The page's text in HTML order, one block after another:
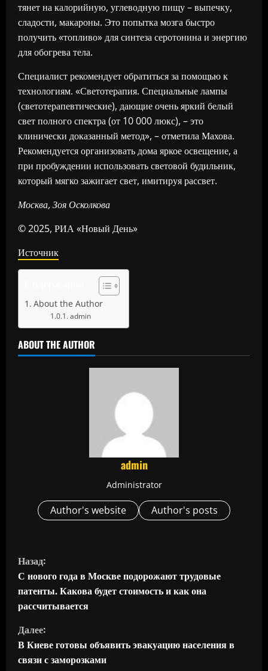
тянет на калорийную, углеводную пищу – выпечку,
сладости, макароны. Это попытка мозга быстро
получить «топливо» для синтеза серотонина и энергию
для обогрева тела.
Специалист рекомендует обратиться за помощью к
технологиям. «Светотерапия. Специальные лампы
(светотерапевтические), дающие очень яркий белый
свет полного спектра (от 10 000 люкс), – это
клинически доказанный метод», – отметила Махова.
Рекомендуется организовать дома яркое освещение, а
при пробуждении использовать световой будильник,
который мягко зажигает свет, имитируя рассвет.
Москва, Зоя Осколкова
© 2025, РИА «Новый День»
Источник
About the Author
admin
ABOUT THE AUTHOR
admin
Administrator
Author's website Author's posts
П
р
о
д
о
Назад:
С нового года в Москве подорожают трудовые
патенты. Какова будет стоимость и как она
рассчитывается
Далее:
В Киеве готовы объявить эвакуацию населения в
связи с заморозками